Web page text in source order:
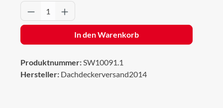
Produkt Anzahl: Gib den gewünschten
In den Warenkorb
Produktnummer:SW10091.1
Hersteller: Dachdeckerversand2014